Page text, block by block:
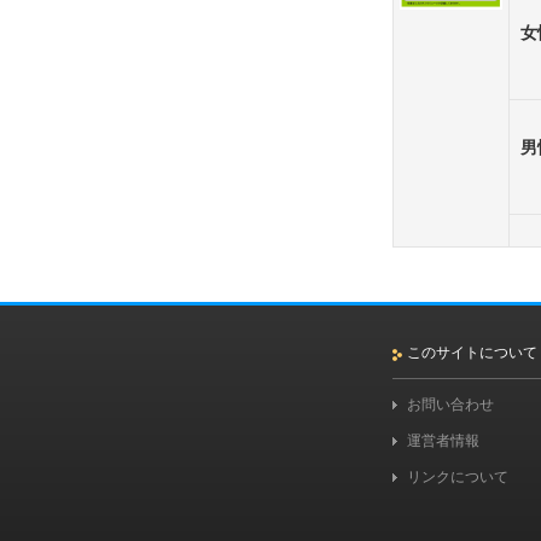
女
このサイトについて
お問い合わせ
運営者情報
リンクについて